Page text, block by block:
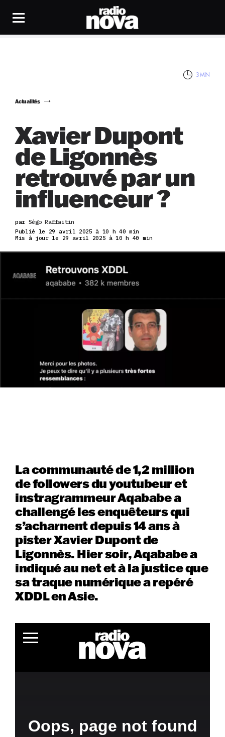
Actualités
3 MIN
Xavier Dupont
de Ligonnès
retrouvé par un
influenceur ?
par Ségo Raffaitin
Publié le 29 avril 2025 à 10 h 40 min
Mis à jour le 29 avril 2025 à 10 h 40 min
La communauté de 1,2 million
de followers du youtubeur et
instragrammeur Aqababe a
challengé les enquêteurs qui
s’acharnent depuis 14 ans à
pister Xavier Dupont de
Ligonnès. Hier soir, Aqababe a
indiqué au net et à la justice que
sa traque numérique a repéré
XDDL en Asie.